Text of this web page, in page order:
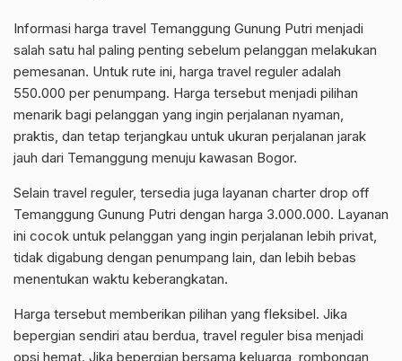
Informasi harga travel Temanggung Gunung Putri menjadi
salah satu hal paling penting sebelum pelanggan melakukan
pemesanan. Untuk rute ini, harga travel reguler adalah
550.000 per penumpang. Harga tersebut menjadi pilihan
menarik bagi pelanggan yang ingin perjalanan nyaman,
praktis, dan tetap terjangkau untuk ukuran perjalanan jarak
jauh dari Temanggung menuju kawasan Bogor.
Selain travel reguler, tersedia juga layanan charter drop off
Temanggung Gunung Putri dengan harga 3.000.000. Layanan
ini cocok untuk pelanggan yang ingin perjalanan lebih privat,
tidak digabung dengan penumpang lain, dan lebih bebas
menentukan waktu keberangkatan.
Harga tersebut memberikan pilihan yang fleksibel. Jika
bepergian sendiri atau berdua, travel reguler bisa menjadi
opsi hemat. Jika bepergian bersama keluarga, rombongan